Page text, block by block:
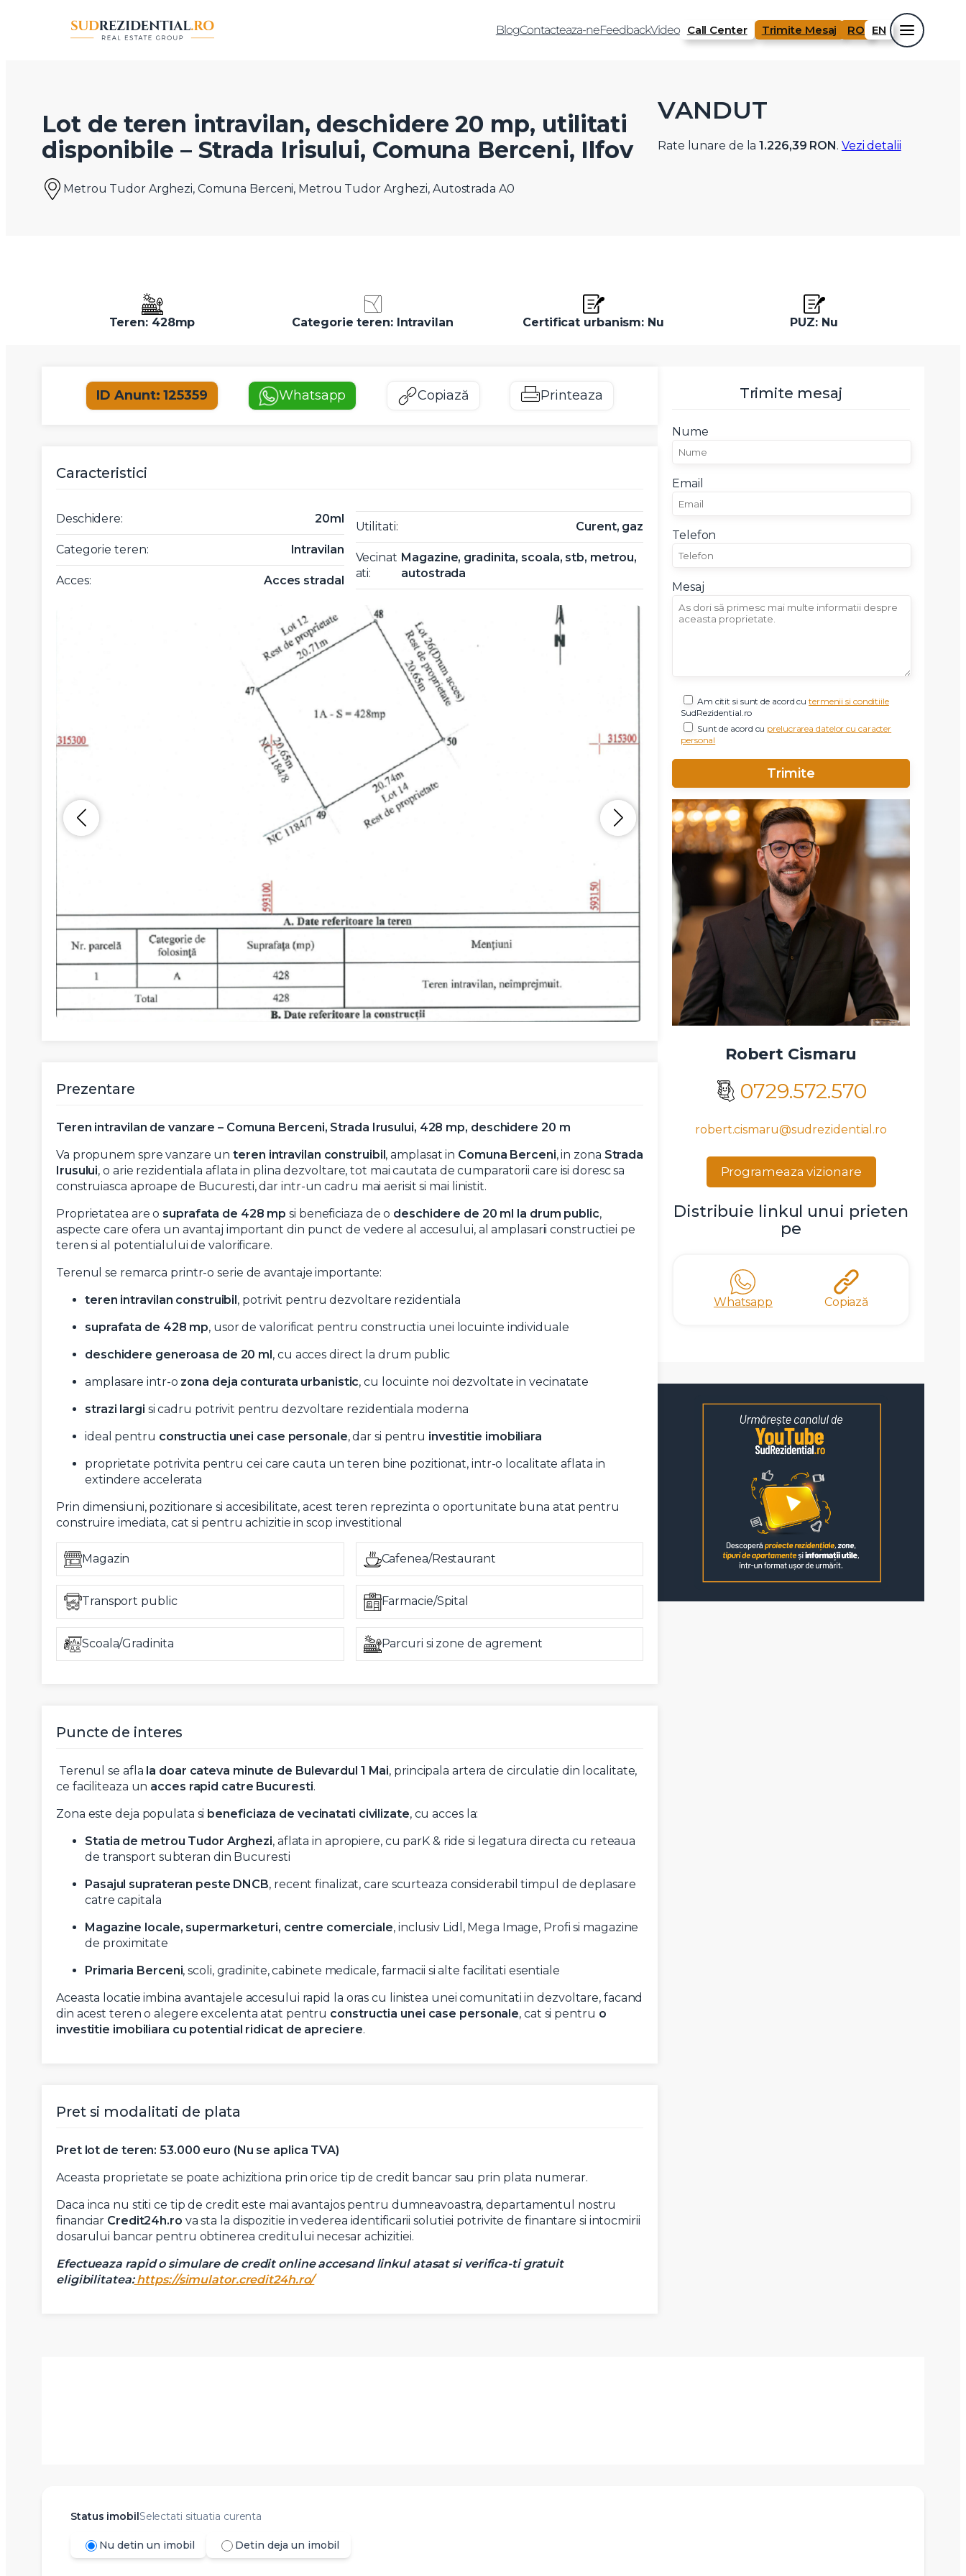
BlogContacteaza-neFeedbackVideo Call Center Trimite Mesaj RO EN
Lot de teren intravilan, deschidere 20 mp, utilitati
disponibile – Strada Irisului, Comuna Berceni, Ilfov
Metrou Tudor Arghezi, Comuna Berceni, Metrou Tudor Arghezi, Autostrada A0
VANDUT
Rate lunare de la1.226,39 RON. Vezi detalii
Teren: 428mp Categorie teren: Intravilan Certificat urbanism: Nu PUZ: Nu
ID Anunt: 125359 Whatsapp Copiază Printeaza
Caracteristici
Deschidere: 20ml
Categorie teren: Intravilan
Acces: Acces stradal
Utilitati: Curent, gaz
Vecinat
ati:
Magazine, gradinita, scoala, stb, metrou,
autostrada
Prezentare
Teren intravilan de vanzare – Comuna Berceni, Strada Irusului, 428 mp, deschidere 20 m
Va propunem spre vanzare unteren intravilan construibil, amplasat in Comuna Berceni, in zona Strada
Irusului, o arie rezidentiala aflata in plina dezvoltare, tot mai cautata de cumparatorii care isi doresc sa
construiasca aproape de Bucuresti, dar intr-un cadru mai aerisit si mai linistit.
Proprietatea are o suprafata de 428 mp si beneficiaza de o deschidere de 20 ml la drum public,
aspecte care ofera un avantaj important din punct de vedere al accesului, al amplasarii constructiei pe
teren si al potentialului de valorificare.
Terenul se remarca printr-o serie de avantaje importante:
teren intravilan construibil, potrivit pentru dezvoltare rezidentiala
suprafata de 428 mp, usor de valorificat pentru constructia unei locuinte individuale
deschidere generoasa de 20 ml, cu acces direct la drum public
amplasare intr-o zona deja conturata urbanistic, cu locuinte noi dezvoltate in vecinatate
strazi largi si cadru potrivit pentru dezvoltare rezidentiala moderna
ideal pentru constructia unei case personale, dar si pentru investitie imobiliara
proprietate potrivita pentru cei care cauta un teren bine pozitionat, intr-o localitate aflata in
extindere accelerata
Prin dimensiuni, pozitionare si accesibilitate, acest teren reprezinta o oportunitate buna atat pentru
construire imediata, cat si pentru achizitie in scop investitional
Magazin
Transport public
Scoala/Gradinita
Cafenea/Restaurant
Farmacie/Spital
Parcuri si zone de agrement
Puncte de interes
Terenul se afla la doar cateva minute de Bulevardul 1 Mai, principala artera de circulatie din localitate,
ce faciliteaza un acces rapid catre Bucuresti.
Zona este deja populata si beneficiaza de vecinatati civilizate, cu acces la:
Statia de metrou Tudor Arghezi, aflata in apropiere, cu parK & ride si legatura directa cu reteaua
de transport subteran din Bucuresti
Pasajul suprateran peste DNCB, recent finalizat, care scurteaza considerabil timpul de deplasare
catre capitala
Magazine locale, supermarketuri, centre comerciale, inclusiv Lidl, Mega Image, Profi si magazine
de proximitate
Primaria Berceni, scoli, gradinite, cabinete medicale, farmacii si alte facilitati esentiale
Aceasta locatie imbina avantajele accesului rapid la oras cu linistea unei comunitati in dezvoltare, facand
din acest teren o alegere excelenta atat pentru constructia unei case personale, cat si pentru o
investitie imobiliara cu potential ridicat de apreciere.
Pret si modalitati de plata
Pret lot de teren: 53.000 euro (Nu se aplica TVA)
Aceasta proprietate se poate achizitiona prin orice tip de credit bancar sau prin plata numerar.
Daca inca nu stiti ce tip de credit este mai avantajos pentru dumneavoastra, departamentul nostru
financiar Credit24h.ro va sta la dispozitie in vederea identificarii solutiei potrivite de finantare si intocmirii
dosarului bancar pentru obtinerea creditului necesar achizitiei.
Efectueaza rapid o simulare de credit online accesand linkul atasat si verifica-ti gratuit
eligibilitatea:https://simulator.credit24h.ro/
Trimite mesaj
Nume
Email
Telefon
Mesaj
Am citit si sunt de acord cutermenii si conditiile
SudRezidential.ro
Sunt de acord cu prelucrarea datelor cu caracter
personal
Robert Cismaru
0729.572.570
robert.cismaru@sudrezidential.ro
Programeaza vizionare
Distribuie linkul unui prieten
pe
Whatsapp Copiază
Status imobilSelectati situatia curenta
Nu detin un imobil Detin deja un imobil
Vreau sa fiu contactat
Telefon
Email
Mesaj